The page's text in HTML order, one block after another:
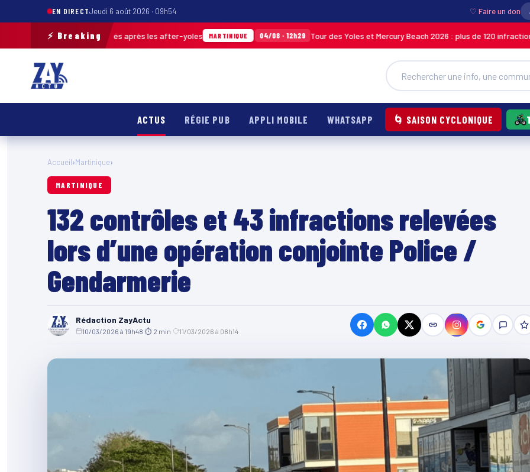
EN DIRECTJeudi 6 août 2026 · 09h54 ♡ Faire un don
⚡ Breaking
déchets ramassés après les after-yoles MARTINIQUE 04/08 · 12h29 Tour des Yoles et Mercury Beach 2026 : plus de 120 infractions
ACTUS RÉGIE PUB APPLI MOBILE WHATSAPP 🌀 SAISON CYCLONIQUE
Accueil›Martinique›
MARTINIQUE
132 contrôles et 43 infractions relevées
lors d’une opération conjointe Police /
Gendarmerie
Rédaction ZayActu
10/03/2026 à 19h48 ⏱ 2 min 11/03/2026 à 08h14